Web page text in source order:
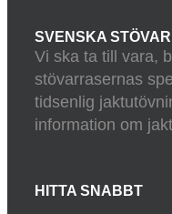
SVENSKA
Vi ska ta till vara,
stövarrasernas
tidsenlig
information om
HITTA SNABBT